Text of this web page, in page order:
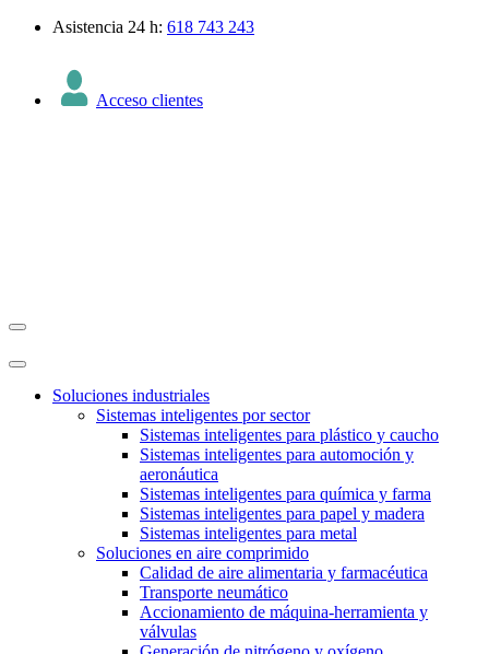
Asistencia 24 h: 618 743 243
Acceso clientes
Soluciones industriales
Sistemas inteligentes por sector
Sistemas inteligentes para plástico y caucho
Sistemas inteligentes para automoción y
aeronáutica
Sistemas inteligentes para química y farma
Sistemas inteligentes para papel y madera
Sistemas inteligentes para metal
Soluciones en aire comprimido
Calidad de aire alimentaria y farmacéutica
Transporte neumático
Accionamiento de máquina-herramienta y
válvulas